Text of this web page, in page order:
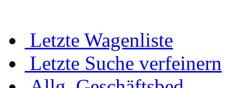
Letzte Wagenliste
Letzte Suche verfeinern